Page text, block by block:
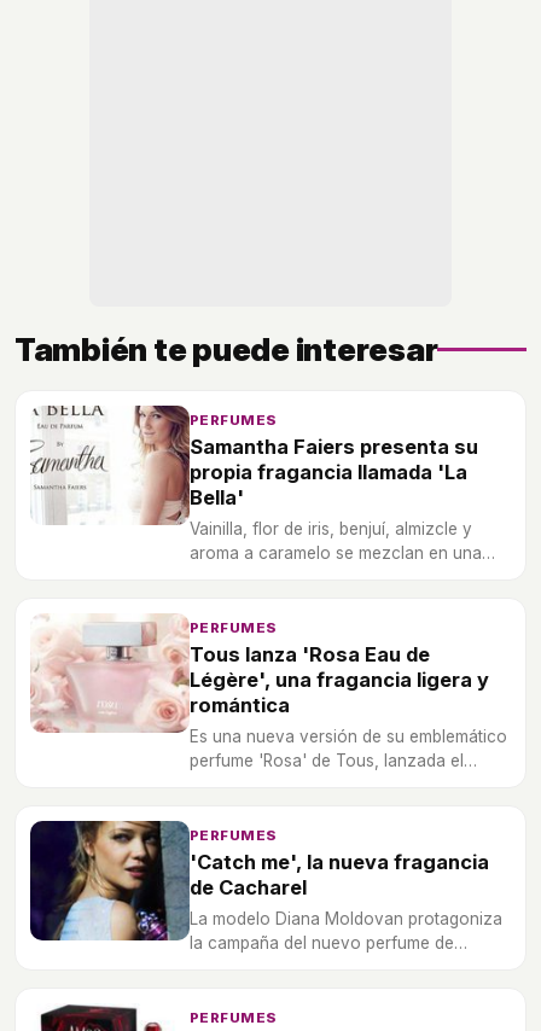
También te puede interesar
PERFUMES
Samantha Faiers presenta su
propia fragancia llamada 'La
Bella'
Vainilla, flor de iris, benjuí, almizcle y
aroma a caramelo se mezclan en una
PERFUMES
Tous lanza 'Rosa Eau de
Légère', una fragancia ligera y
romántica
Es una nueva versión de su emblemático
perfume 'Rosa' de Tous, lanzada el
PERFUMES
'Catch me', la nueva fragancia
de Cacharel
La modelo Diana Moldovan protagoniza
la campaña del nuevo perfume de
PERFUMES